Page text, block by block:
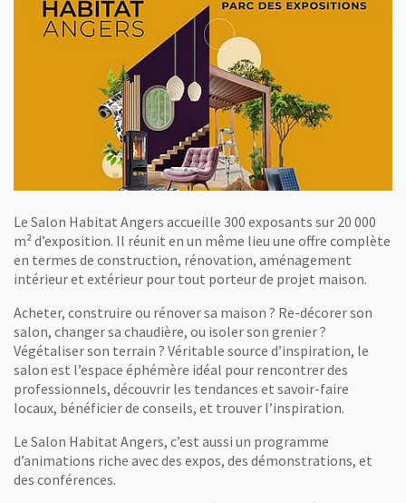
Le Salon Habitat Angers accueille 300 exposants sur 20 000
m² d’exposition. Il réunit en un même lieu une offre complète
en termes de construction, rénovation, aménagement
intérieur et extérieur pour tout porteur de projet maison.
Acheter, construire ou rénover sa maison ? Re-décorer son
salon, changer sa chaudière, ou isoler son grenier ?
Végétaliser son terrain ? Véritable source d’inspiration, le
salon est l’espace éphémère idéal pour rencontrer des
professionnels, découvrir les tendances et savoir-faire
locaux, bénéficier de conseils, et trouver l’inspiration.
Le Salon Habitat Angers, c’est aussi un programme
d’animations riche avec des expos, des démonstrations, et
des conférences.